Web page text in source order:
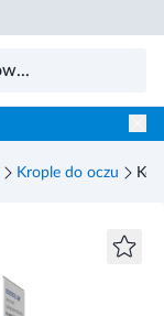
Krople do oczu